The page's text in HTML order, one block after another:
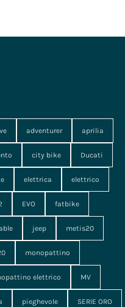
adventurer aprilia
city bike Ducati
elettrica elettrico
EVO fatbike
jeep metis20
monopattino
elettrico MV
pieghevole SERIE ORO